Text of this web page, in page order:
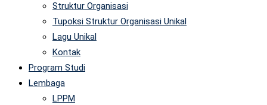
Struktur Organisasi
Tupoksi Struktur Organisasi Unikal
Lagu Unikal
Kontak
Program Studi
Lembaga
LPPM